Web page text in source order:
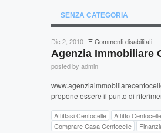
SENZA CATEGORIA
Dic 2, 2010 ΞCommenti disabilitatisu
LO
Agenzia Immobiliare
posted by admin
propone essere il punto di
Affittasi Centocelle Affitto Centocelle
Comprare Casa Centocelle